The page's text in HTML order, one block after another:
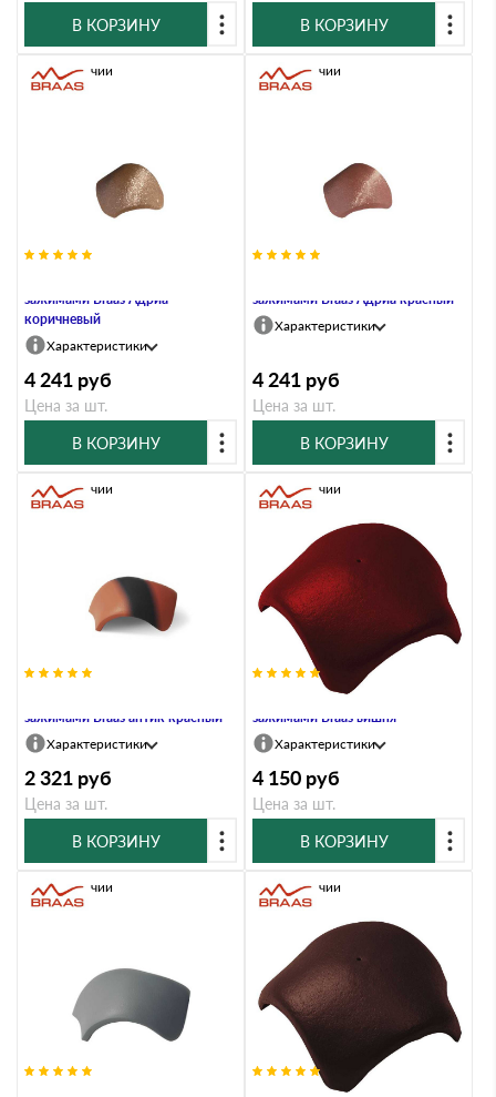
В КОРЗИНУ
В КОРЗИНУ
зажимами Braas Адриа
коричневый
В наличии
Характеристики
4 241 руб
Цена за шт.
В КОРЗИНУ
зажимами Braas Адриа красный
В наличии
Характеристики
4 241 руб
Цена за шт.
В КОРЗИНУ
зажимами Braas антик красный
В наличии
Характеристики
2 321 руб
Цена за шт.
В КОРЗИНУ
Вальмовая черепица с 3
зажимами Braas вишня
В наличии
Характеристики
4 150 руб
Цена за шт.
В КОРЗИНУ
В наличии В наличии